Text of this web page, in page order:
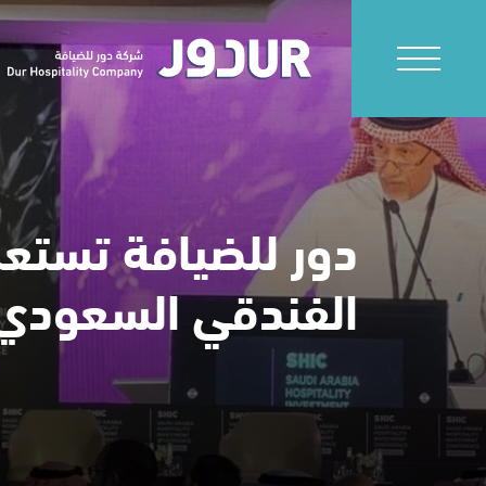
دور للضيافة
الفندقي السعودي